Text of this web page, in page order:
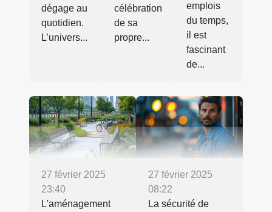
dégage au
quotidien.
L’univers...
célébration
de sa
propre...
emplois
du temps,
il est
fascinant
de...
27 février 2025
23:40
L'aménagement
27 février 2025
08:22
La sécurité de